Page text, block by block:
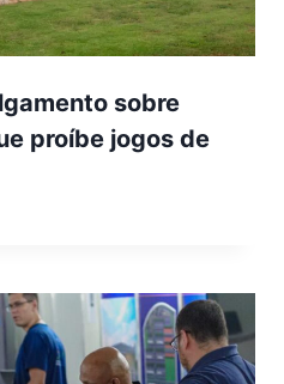
sobre
proíbe jogos de